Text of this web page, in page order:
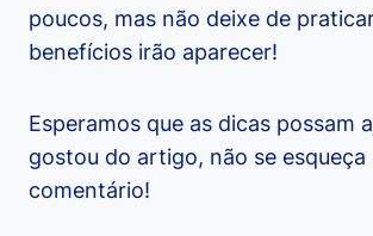
poucos, mas não deixe de
benefícios irão aparecer!
Esperamos que as dicas possam
gostou do artigo, não se esqueça
comentário!